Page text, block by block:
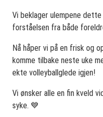
Vi beklager ulempene
forståelsen fra både
Nå håper vi på en frisk og
komme tilbake neste uke
ekte volleyballglede igjen!
Vi ønsker alle en fin kveld
syke. 💙